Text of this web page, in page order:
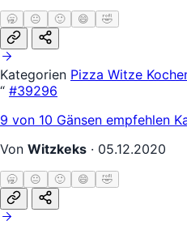
🥱 😐 🙂 😄 🤣
Kategorien Pizza Witze
“ #39296
9 von 10 Gänsen empfehlen
Von Witzkeks · 05.12.2020
🥱 😐 🙂 😄 🤣